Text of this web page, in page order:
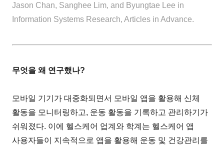
Jason Chan, Sanghee Lim, and Byungtae Lee in
Information Systems Research, Articles in Advance.
무엇을 왜 연구했나?
모바일 기기가 대중화되면서 모바일 앱을 활용해 신체
활동을 모니터링하고, 운동 활동을 기록하고 관리하기가
쉬워졌다. 이에 헬스케어 업계와 학계는 헬스케어 앱
사용자들이 지속적으로 앱을 활용해 운동 및 건강관리를